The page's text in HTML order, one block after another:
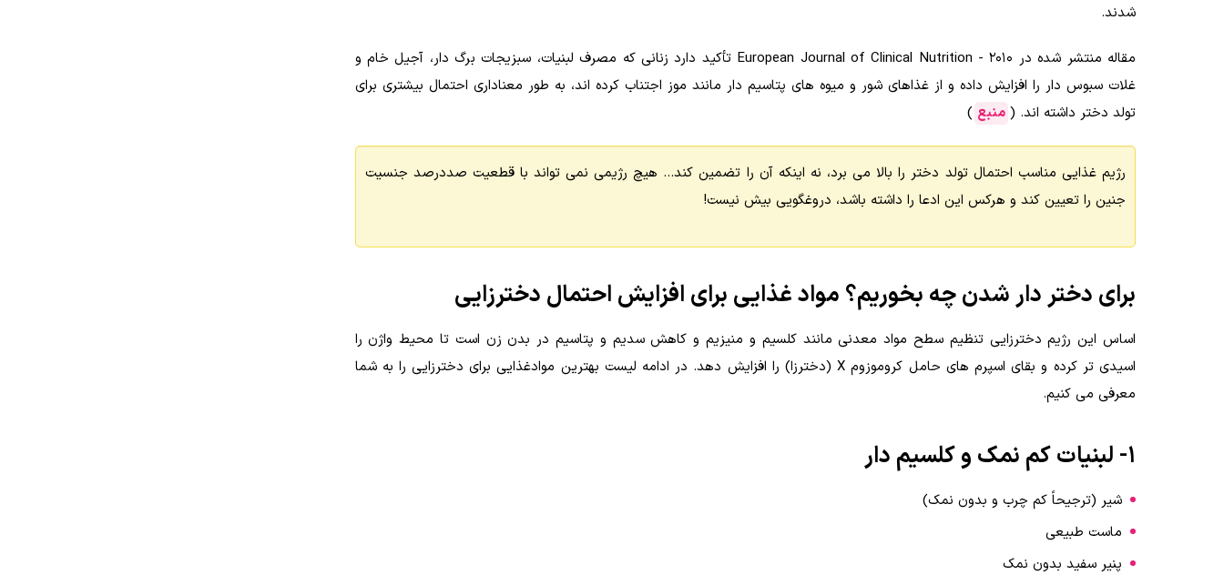
شدند.
مقاله منتشر شده در European Journal of Clinical Nutrition - 2010 تأکید دارد زنانی که مصرف لبنیات، سبزیجات برگ دار، آجیل خام و
غلات سبوس دار را افزایش داده و از غذاهای شور و میوه های پتاسیم دار مانند موز اجتناب کرده اند، به طور معناداری احتمال بیشتری برای
تولد دختر داشته اند. ( منبع )
رژیم غذایی مناسب احتمال تولد دختر را بالا می برد، نه اینکه آن را تضمین کند… هیچ رژیمی نمی تواند با قطعیت صددرصد جنسیت
جنین را تعیین کند و هرکس این ادعا را داشته باشد، دروغگویی بیش نیست!
برای دختر دار شدن چه بخوریم؟ مواد غذایی برای افزایش احتمال دخترزایی
اساس این رژیم دخترزایی تنظیم سطح مواد معدنی مانند کلسیم و منیزیم و کاهش سدیم و پتاسیم در بدن زن است تا محیط واژن را
اسیدی تر کرده و بقای اسپرم های حامل کروموزوم X (دخترزا) را افزایش دهد. در ادامه لیست بهترین موادغذایی برای دخترزایی را به شما
معرفی می کنیم.
1- لبنیات کم نمک و کلسیم دار
شیر (ترجیحاً کم چرب و بدون نمک)
ماست طبیعی
پنیر سفید بدون نمک